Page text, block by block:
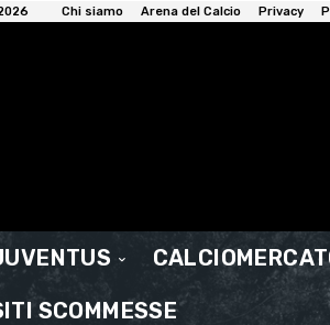
Chi siamo Arena del Calcio Privacy
SCOMMESSE